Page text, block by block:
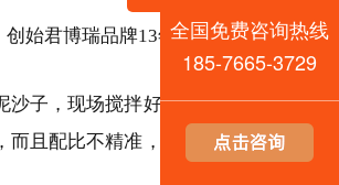
始君博瑞品牌13年。
沙子，现场搅拌好，拿来砌
而且配比不精准，施工效率
全国免费咨询热线
185-7665-3729